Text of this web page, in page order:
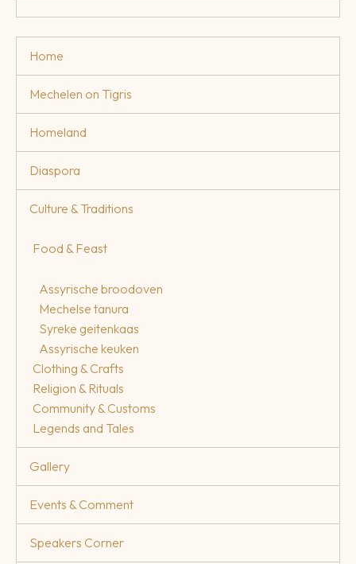
Home
Mechelen on Tigris
Homeland
Diaspora
Culture & Traditions
Food & Feast
Assyrische broodoven
Mechelse tanura
Syreke geitenkaas
Assyrische keuken
Clothing & Crafts
Religion & Rituals
Community & Customs
Legends and Tales
Gallery
Events & Comment
Speakers Corner